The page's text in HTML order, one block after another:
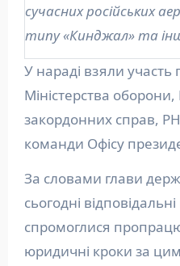
сучасних російських
типу «Кинджал» та
У нараді взяли участь
Міністерства оборони,
закордонних справ,
команди Офісу
За словами глави
сьогодні
спромоглися
юридичні кроки за